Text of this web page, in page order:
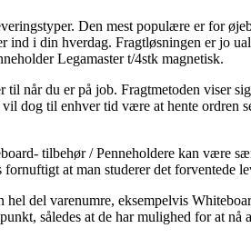
Den mest populære er for
i din hverdag. Fragtløsningen er jo
Legamaster t/4stk magnetisk.
når du er på job. Fragtmetoden viser
dog til enhver tid være at hente ordren
tilbehør / Penneholdere kan være
at man studerer det forventede
del varenumre, eksempelvis
således at de har mulighed for at nå